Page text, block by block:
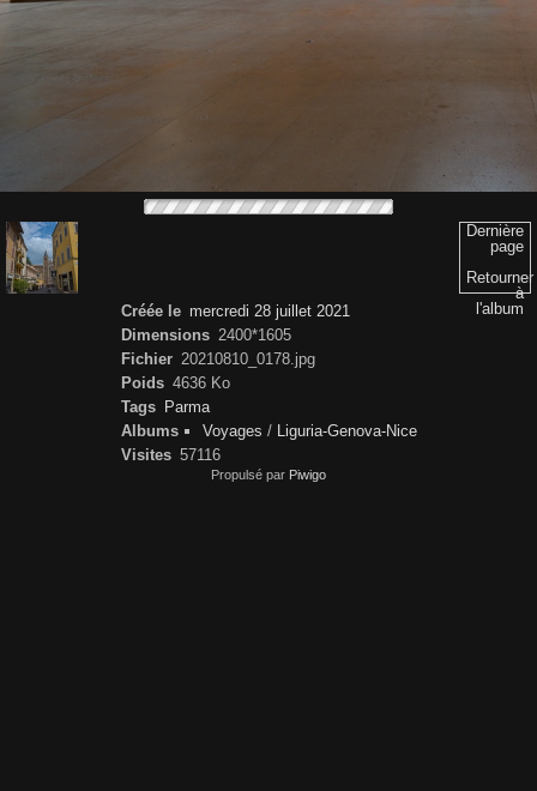
Dernière
page
Retourner
à
l'album
Créée le mercredi 28 juillet 2021
Dimensions 2400*1605
Fichier 20210810_0178.jpg
Poids 4636 Ko
Tags Parma
Albums
Voyages /
Liguria-Genova-Nice
Visites 57116
Propulsé par Piwigo